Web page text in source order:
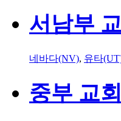
서남부
네바다(NV), 유타
중부 교회